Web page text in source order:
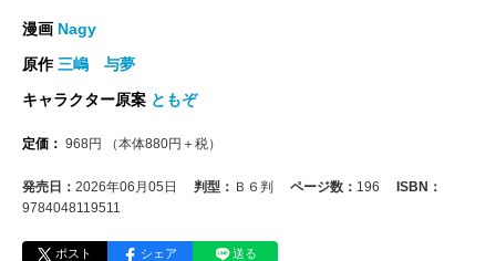
漫画 Nagy
原作 三嶋 与夢
キャラクター原案 ともぞ
定価： 968円 （本体880円＋税）
発売日： 2026年06月05日 判型： Ｂ６判 ページ数： 196
ISBN：
9784048119511
ポスト シェア 送る